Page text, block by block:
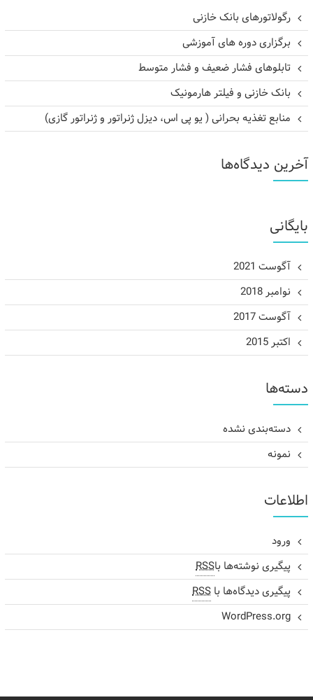
رگولاتورهای بانک خازنی
برگزاری دوره های آموزشی
تابلوهای فشار ضعیف و فشار متوسط
بانک خازنی و فیلتر هارمونیک
منابع تغذیه بحرانی ( یو پی اس، دیزل ژنراتور و ژنراتور گازی)
آخرین دیدگاه‌ها
بایگانی
آگوست 2021
نوامبر 2018
آگوست 2017
اکتبر 2015
دسته‌ها
دسته‌بندی نشده
نمونه
اطلاعات
ورود
پیگیری نوشته‌ها باRSS
پیگیری دیدگاه‌ها با RSS
WordPress.org